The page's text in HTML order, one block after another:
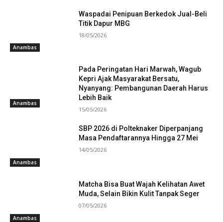
Anambas
Waspadai Penipuan Berkedok Jual-Beli
Titik Dapur MBG
18/05/2026
Anambas
Pada Peringatan Hari Marwah, Wagub
Kepri Ajak Masyarakat Bersatu,
Nyanyang: Pembangunan Daerah Harus
Lebih Baik
15/05/2026
Anambas
SBP 2026 di Polteknaker Diperpanjang
Masa Pendaftarannya Hingga 27 Mei
14/05/2026
Anambas
Matcha Bisa Buat Wajah Kelihatan Awet
Muda, Selain Bikin Kulit Tanpak Seger
07/05/2026